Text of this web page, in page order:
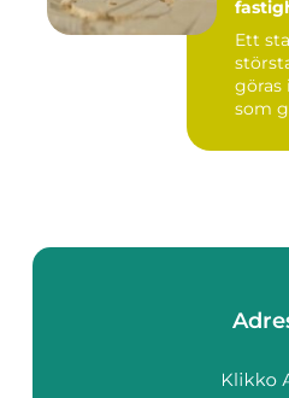
Ett
göras
som